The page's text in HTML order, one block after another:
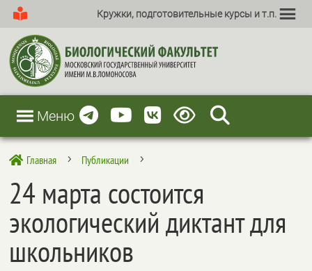
Кружки, подготовительные курсы и т.п.
Меню
 Главная 5 Публикации 5
24 марта состоится
экологический диктант для
школьников